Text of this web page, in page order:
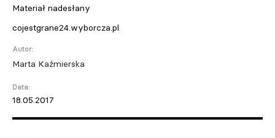
Materiał nadesłany
cojestgrane24.wyborcza.pl
Autor:
Marta Kaźmierska
Data:
18.05.2017